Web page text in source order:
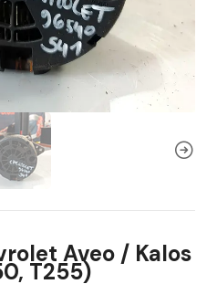
Aveo / Kalos
T255)